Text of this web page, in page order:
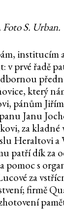
S. Urban.
v prvé řadě
který
pánům
Janu
za
Heraltovi
patří dík
s
za
firmě